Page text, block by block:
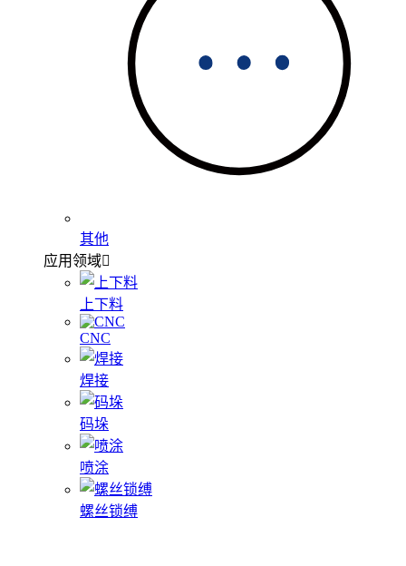
其他
应用领域
上下料
CNC
焊接
码垛
喷涂
螺丝锁缚